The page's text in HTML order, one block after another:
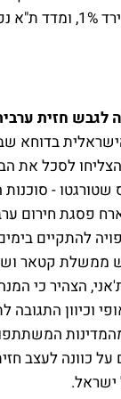
לגבש חזית
בדוחא
לסכל את
- סוכנות
פסגת חירום
להתקיים
ממשלת קטאר
הצהיר כי
וכיוון
על כוונה לעצב
ישראל.